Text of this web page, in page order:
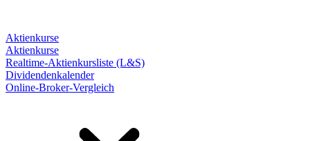
Aktienkurse
Aktienkurse
Realtime-Aktienkursliste (L&S)
Dividendenkalender
Online-Broker-Vergleich